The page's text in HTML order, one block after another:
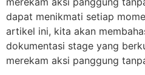
dapat menikmati setiap
artikel ini, kita akan
dokumentasi stage yang
merekam aksi panggung